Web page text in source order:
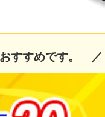
すすめです。 ／